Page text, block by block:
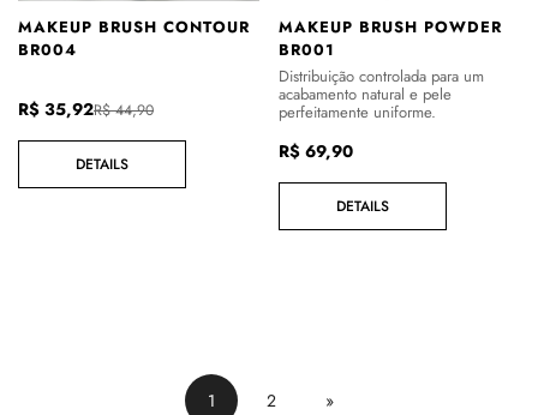
MAKEUP BRUSH CONTOUR
BR004
Preço
R$ 35,92
Preço
R$ 44,90
DETAILS
MAKEUP BRUSH POWDER
BR001
Distribuição controlada para um
acabamento natural e pele
perfeitamente uniforme.
Preço
regular
R$ 69,90
DETAILS
1 2 »